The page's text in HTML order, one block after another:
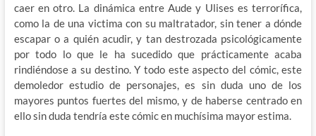
caer en otro. La dinámica entre Aude y Ulises es terrorífica,
como la de una victima con su maltratador, sin tener a dónde
escapar o a quién acudir, y tan destrozada psicológicamente
por todo lo que le ha sucedido que prácticamente acaba
rindiéndose a su destino. Y todo este aspecto del cómic, este
demoledor estudio de personajes, es sin duda uno de los
mayores puntos fuertes del mismo, y de haberse centrado en
ello sin duda tendría este cómic en muchísima mayor estima.